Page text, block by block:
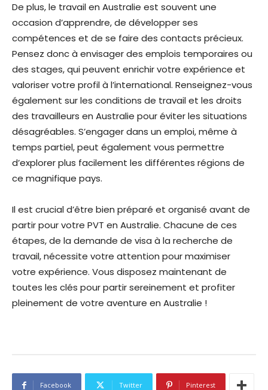
De plus, le travail en Australie est souvent une
occasion d’apprendre, de développer ses
compétences et de se faire des contacts précieux.
Pensez donc à envisager des emplois temporaires ou
des stages, qui peuvent enrichir votre expérience et
valoriser votre profil à l’international. Renseignez-vous
également sur les conditions de travail et les droits
des travailleurs en Australie pour éviter les situations
désagréables. S’engager dans un emploi, même à
temps partiel, peut également vous permettre
d’explorer plus facilement les différentes régions de
ce magnifique pays.
Il est crucial d’être bien préparé et organisé avant de
partir pour votre PVT en Australie. Chacune de ces
étapes, de la demande de visa à la recherche de
travail, nécessite votre attention pour maximiser
votre expérience. Vous disposez maintenant de
toutes les clés pour partir sereinement et profiter
pleinement de votre aventure en Australie !
Facebook Twitter Pinterest